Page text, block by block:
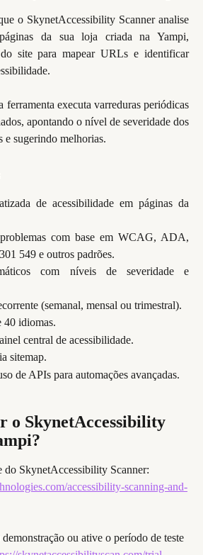
o SkynetAccessibility Scanner analise
páginas da sua loja criada na Yampi,
site para mapear URLs e identificar
ferramenta executa varreduras periódicas
apontando o nível de severidade dos
e sugerindo melhorias.
de acessibilidade em páginas da
com base em WCAG, ADA,
549 e outros padrões.
com níveis de severidade e
(semanal, mensal ou trimestral).
40 idiomas.
central de acessibilidade.
sitemap.
de APIs para automações avançadas.
o SkynetAccessibility
do SkynetAccessibility Scanner:
accessibility-scanning-and-
ou ative o período de teste